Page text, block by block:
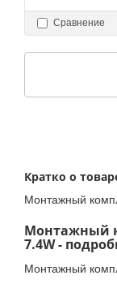
Сравнение
Кратко о
Монтажный
Монтажный
7.4W -
Монтажный